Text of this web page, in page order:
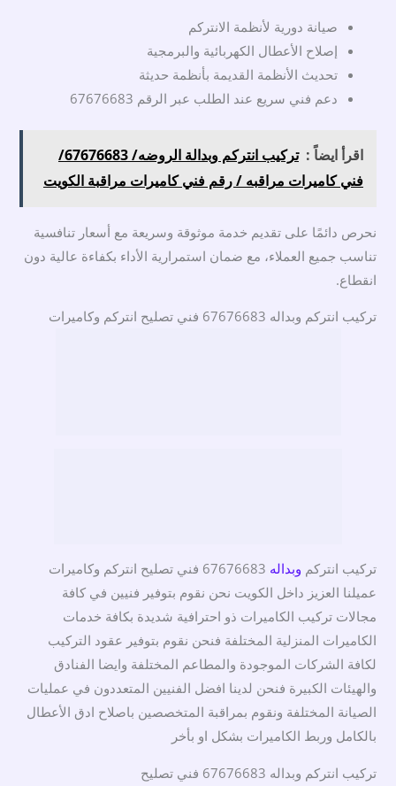
صيانة دورية لأنظمة الانتركم
إصلاح الأعطال الكهربائية والبرمجية
تحديث الأنظمة القديمة بأنظمة حديثة
دعم فني سريع عند الطلب عبر الرقم 67676683
اقرأ ايضاً :
تركيب انتركم وبدالة الروضه/ 67676683/
فني كاميرات مراقبه / رقم فني كاميرات مراقبة الكويت
نحرص دائمًا على تقديم خدمة موثوقة وسريعة مع أسعار تنافسية
تناسب جميع العملاء، مع ضمان استمرارية الأداء بكفاءة عالية دون
انقطاع.
تركيب انتركم وبداله 67676683 فني تصليح انتركم وكاميرات
تركيب انتركم وبداله
67676683 فني تصليح انتركم وكاميرات
عميلنا العزيز داخل الكويت نحن نقوم بتوفير فنيين في كافة
مجالات تركيب الكاميرات ذو احترافية شديدة بكافة خدمات
الكاميرات المنزلية المختلفة فنحن نقوم بتوفير عقود التركيب
لكافة الشركات الموجودة والمطاعم المختلفة وايضا الفنادق
والهيئات الكبيرة فنحن لدينا افضل الفنيين المتعددون في عمليات
الصيانة المختلفة ونقوم بمراقبة المتخصصين باصلاح ادق الأعطال
بالكامل وربط الكاميرات بشكل او بأخر
تركيب انتركم وبداله 67676683 فني تصليح